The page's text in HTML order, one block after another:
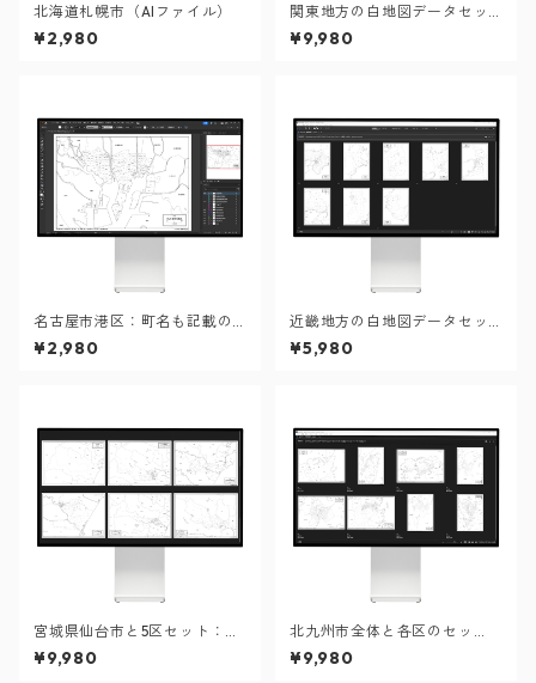
北海道札幌市（AIファイル）
¥2,980
関東地方の白地図データセッ
ト：市町村も記載の地図デー
タ（PDF・Aiファイル）
¥9,980
名古屋市港区：町名も記載の
地図データ（PDF・Aiファイ
ル）
¥2,980
近畿地方の白地図データセッ
ト
¥5,980
宮城県仙台市と5区セット：町
名も記載の地図データ（PD
F・Aiファイル）
¥9,980
北九州市全体と各区のセッ
ト：町名も記載の地図データ
（PDF・Aiファイル）
¥9,980